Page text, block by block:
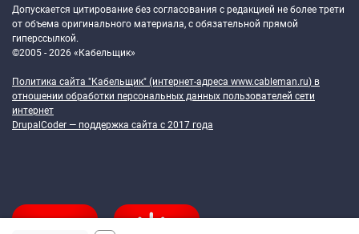
Допускается цитирование без согласования с редакцией не более трети
от объема оригинального материала, с обязательной прямой
гиперссылкой.
©2005 - 2026 «Кабельщик»
Политика сайта "Кабельщик" (интернет-адреса www.cableman.ru) в
отношении обработки персональных данных пользователей сети
интернет
DrupalCoder — поддержка сайта c 2017 года